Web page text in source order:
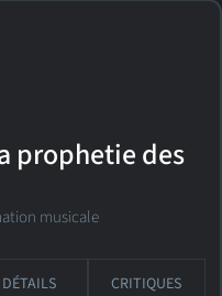
prophetie des
musicale
DÉTAILS CRITIQUES